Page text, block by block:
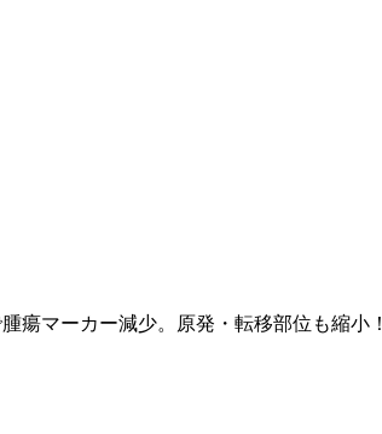
瘍マーカー減少。原発・転移部位も縮小！